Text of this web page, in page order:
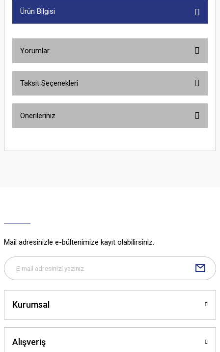
Ürün Bilgisi
Yorumlar
Taksit Seçenekleri
Önerileriniz
yetersiz gördüğünüz noktaları öneri formunu kullanarak tarafımıza
Bu ürüne benzer farklı alternatifler olmalı.
Mail adresinizle e-bültenimize kayıt olabilirsiniz.
Kurumsal
Alışveriş